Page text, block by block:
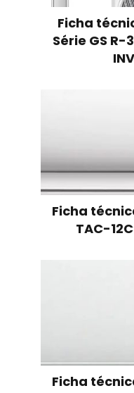
Ficha
Série GS R-
Ficha
TAC-
Ficha